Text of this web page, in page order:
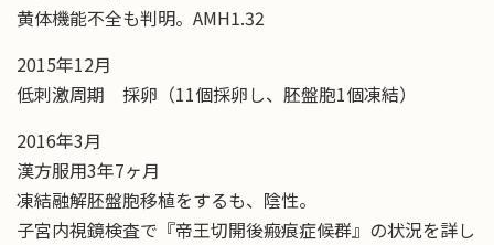
黄体機能不全も判明。AMH1.32
2015年12月
低刺激周期 採卵（11個採卵し、胚盤胞1個凍結）
2016年3月
漢方服用3年7ヶ月
凍結融解胚盤胞移植をするも、陰性。
子宮内視鏡検査で『帝王切開後瘢痕症候群』の状況を詳し